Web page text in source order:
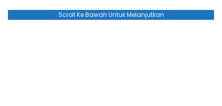
Scroll Ke Bawah Untuk Melanjutkan